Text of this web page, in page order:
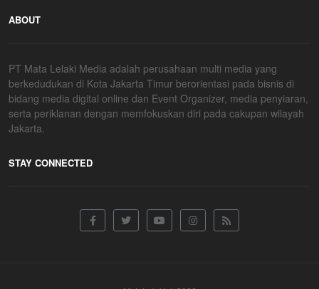
ABOUT
PT Mata Lelaki Media adalah perusahaan multi media yang
berkedudukan di Kota Jakarta Timur berorientasi pada bisnis di
bidang media digital online dan Event Organizer, media penyiaran,
serta periklanan dengan memfokuskan diri pada cakupan wilayah
Jakarta.
STAY CONNECTED